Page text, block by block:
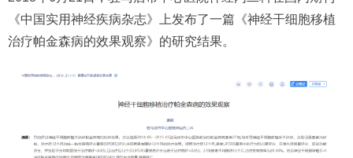
《中国实用神经疾病杂志》上发布了一篇《神经干细胞移植
治疗帕金森病的效果观察》的研究结果。